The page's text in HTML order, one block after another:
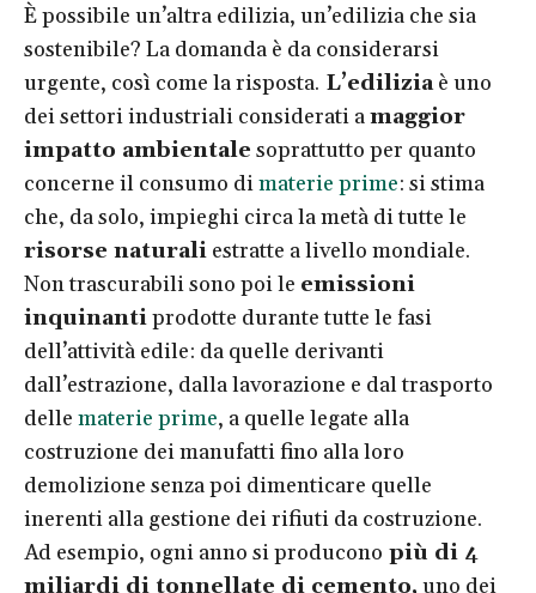
È possibile un’altra edilizia, un’edilizia che sia
sostenibile? La domanda è da considerarsi
urgente, così come la risposta. L’ediliziaè uno
dei settori industriali considerati amaggior
impatto ambientale soprattutto per quanto
concerne il consumo dimaterie prime: si stima
che, da solo, impieghi circa la metà di tutte le
risorse naturali estratte a livello mondiale.
Non trascurabili sono poi le emissioni
inquinantiprodotte durante tutte le fasi
dell’attività edile: da quelle derivanti
dall’estrazione, dalla lavorazione e dal trasporto
delle materie prime, a quelle legate alla
costruzione dei manufatti fino alla loro
demolizione senza poi dimenticare quelle
inerenti alla gestione dei rifiuti da costruzione.
Ad esempio, ogni anno si producono più di 4
miliardi di tonnellate di cemento, uno dei